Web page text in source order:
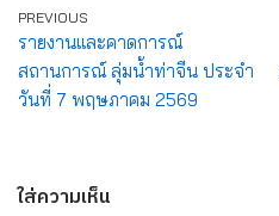
PREVIOUS
รายงานและคาดการณ์
สถานการณ์ ลุ่มน้ำท่าจีน ประจำ
วันที่ 7 พฤษภาคม 2569
ใส่ความเห็น